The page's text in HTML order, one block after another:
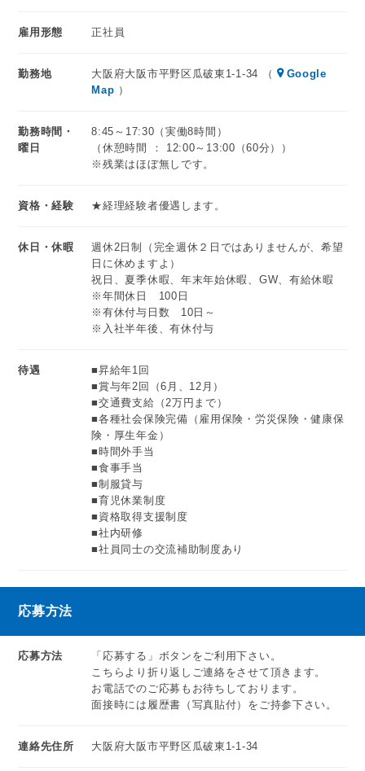
雇用形態 正社員
勤務地 大阪府大阪市平野区瓜破東1-1-34 （
Google
Map ）
勤務時間・
曜日
8:45～17:30（実働8時間）
（休憩時間 ： 12:00～13:00（60分））
※残業はほぼ無しです。
資格・経験 ★経理経験者優遇します。
休日・休暇
週休2日制（完全週休２日ではありませんが、希望
日に休めますよ）
祝日、夏季休暇、年末年始休暇、GW、有給休暇
※年間休日 100日
※有休付与日数 10日～
※入社半年後、有休付与
待遇
■昇給年1回
■賞与年2回（6月、12月）
■交通費支給（2万円まで）
■各種社会保険完備（雇用保険・労災保険・健康保
険・厚生年金）
■時間外手当
■食事手当
■制服貸与
■育児休業制度
■資格取得支援制度
■社内研修
■社員同士の交流補助制度あり
応募方法
応募方法
「応募する」ボタンをご利用下さい。
こちらより折り返しご連絡をさせて頂きます。
お電話でのご応募もお待ちしております。
面接時には履歴書（写真貼付）をご持参下さい。
連絡先住所 大阪府大阪市平野区瓜破東1-1-34